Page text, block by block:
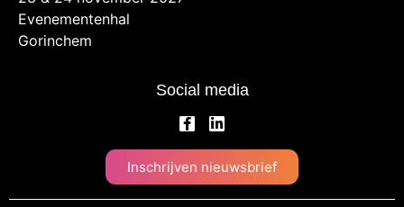
Evenementenhal
Gorinchem
Social media
Inschrijven nieuwsbrief